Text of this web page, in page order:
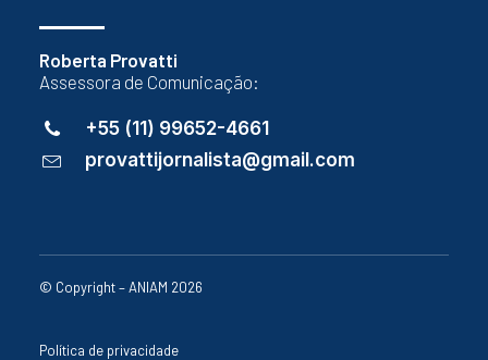
Roberta Provatti
Assessora de Comunicação:
+55 (11) 99652-4661
provattijornalista@gmail.com
© Copyright – ANIAM 2026
Política de privacidade